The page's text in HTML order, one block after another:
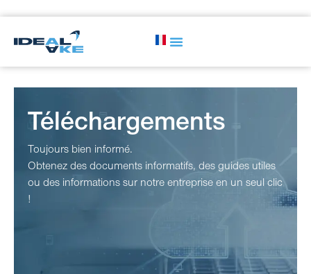
Téléchargements
Toujours bien informé.
Obtenez des documents informatifs, des guides utiles
ou des informations sur notre entreprise en un seul clic
!